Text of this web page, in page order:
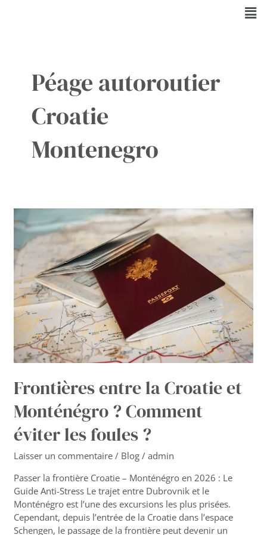
Péage autoroutier
Croatie
Montenegro
Frontières entre la Croatie et
Monténégro ? Comment
éviter les foules ?
Laisser un commentaire / Blog /admin
Passer la frontière Croatie – Monténégro en 2026 : Le
Guide Anti-Stress Le trajet entre Dubrovnik et le
Monténégro est l’une des excursions les plus prisées.
Cependant, depuis l’entrée de la Croatie dans l’espace
Schengen, le passage de la frontière peut devenir un
Frontières
entre
Croatie
et
Monténégro
?
Comment
éviter
les
foules
?